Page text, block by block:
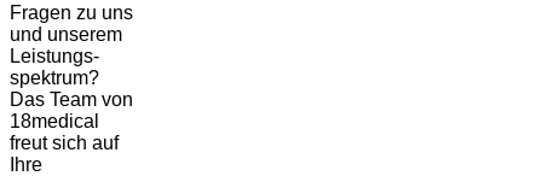
Fragen zu uns
und unserem
Leistungs-
spektrum?
Das Team von
18medical
freut sich auf
Ihre